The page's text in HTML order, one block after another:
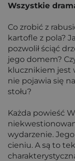
Wszystkie
Co zrobić z
kartofle z pola?
pozwolił ściąć
jego domem?
klucznikiem jest
nie pojawia się
stołu?
Każda powieść
wydarzenie.
cieniu. A są to